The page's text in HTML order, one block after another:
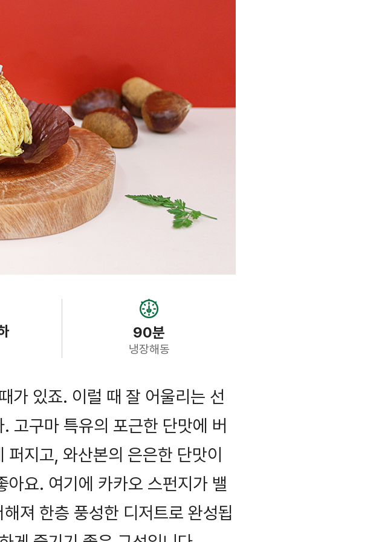
90분
냉장해동
가 있죠. 이럴 때 잘 어울리는 선
고구마 특유의 포근한 단맛에 버
지고, 와산본의 은은한 단맛이
요. 여기에 카카오 스펀지가 밸
져 한층 풍성한 디저트로 완성됩